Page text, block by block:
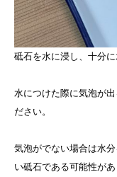
砥石を水に浸し、十分
水につけた際に気泡が
ださい。
気泡がでない場合は水
い砥石である可能性があ